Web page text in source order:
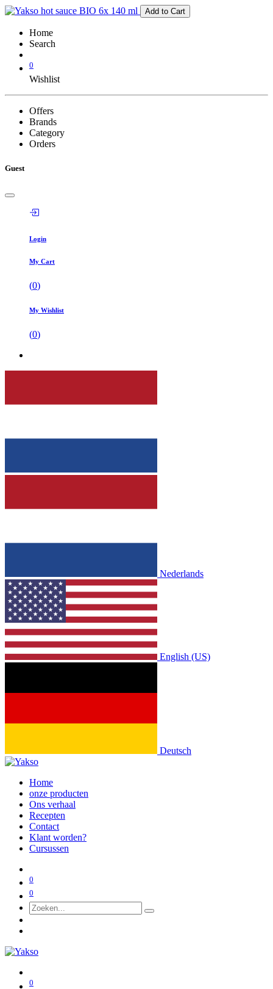
Add to Cart
Home
Search
0
Wishlist
Offers
Brands
Category
Orders
Guest
Login
My Cart
(0)
My Wishlist
(0)
Nederlands
English (US)
Deutsch
Home
onze producten
Ons verhaal
Recepten
Contact
Klant worden?
Cursussen
0
0
0